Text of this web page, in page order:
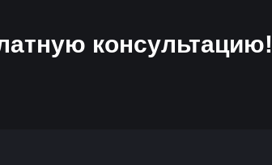
консультацию!